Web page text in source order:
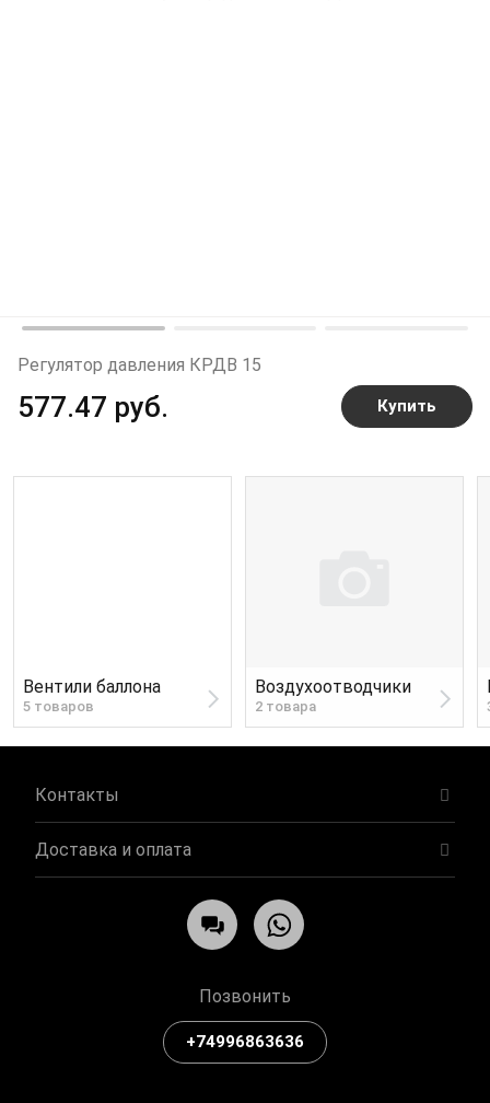
Регулятор давления КРДВ 15
577.47 руб. Купить
Вентили баллона
5 товаров
Воздухоотводчики
2 товара
Контакты
Доставка и оплата
Позвонить
+74996863636